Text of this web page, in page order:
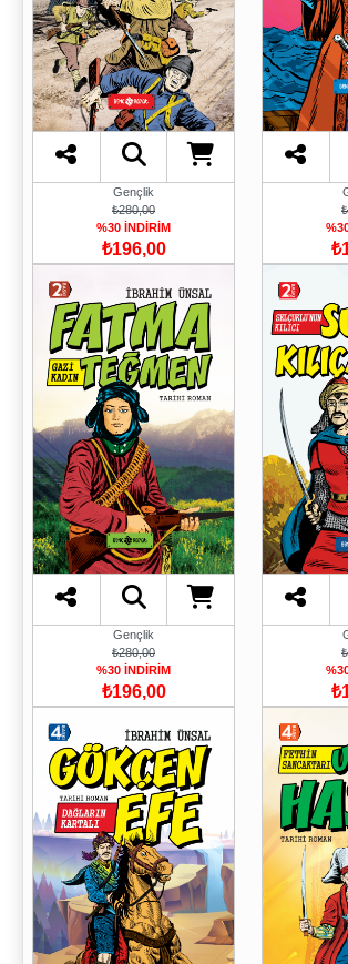
Gençlik
₺280,00
%30 İNDİRİM
₺196,00
Gençlik
₺280,00
%30 İNDİRİM
₺196,00